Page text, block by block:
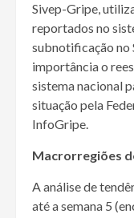
Sivep-Gripe,
reportados no
subnotificação no
importância o
sistema nacional
situação pela
InfoGripe.
Macrorregiões
A análise de
até a semana 5